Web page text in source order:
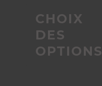
CHOIX
DES
OPTIONS
page
du